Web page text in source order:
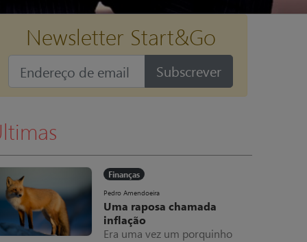
Newsletter Start&Go
Subscrever
Finanças
Pedro Amendoeira
Uma raposa chamada
inflação
Era uma vez um porquinho